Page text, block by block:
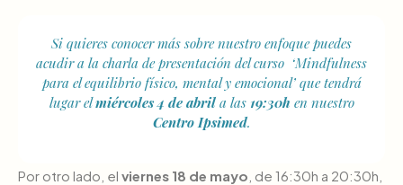
Si quieres conocer más sobre nuestro enfoque puedes
acudir a la charla de presentación del curso ‘Mindfulness
para el equilibrio físico, mental y emocional’ que tendrá
lugar elmiércoles 4 de abrila las 19:30h en nuestro
Centro Ipsimed.
Por otro lado, el viernes 18 de mayo , de 16:30h a 20:30h,